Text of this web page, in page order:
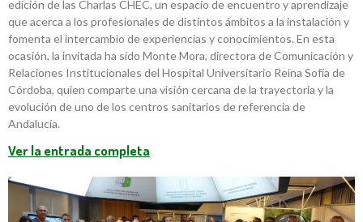
edición de las Charlas CHEC, un espacio de encuentro y aprendizaje
que acerca a los profesionales de distintos ámbitos a la instalación y
fomenta el intercambio de experiencias y conocimientos. En esta
ocasión, la invitada ha sido Monte Mora, directora de Comunicación y
Relaciones Institucionales del Hospital Universitario Reina Sofía de
Córdoba, quien comparte una visión cercana de la trayectoria y la
evolución de uno de los centros sanitarios de referencia de
Andalucía.
Ver la entrada completa